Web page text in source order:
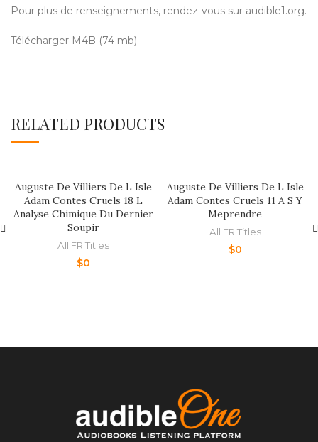
Pour plus de renseignements, rendez-vous sur audible1.org.
Télécharger M4B (74 mb)
RELATED PRODUCTS
Auguste De Villiers De L Isle
Adam Contes Cruels 18 L
Analyse Chimique Du Dernier
Soupir
All FR Titles
$0
Auguste De Villiers De L Isle
Adam Contes Cruels 11 A S Y
Meprendre
All FR Titles
$0